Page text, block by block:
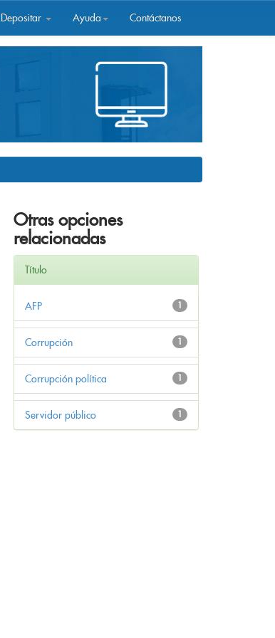
Depositar Ayuda Contáctanos
Otras opciones
relacionadas
Título
1
AFP
1
Corrupción
1
Corrupción política
1
Servidor público